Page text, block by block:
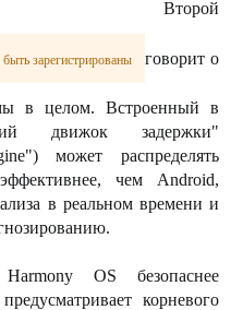
Второй
зарегистрированы говорит о
в целом. Встроенный в
движок задержки"
может распределять
чем Android,
в реальном времени и
OS безопаснее
корневого